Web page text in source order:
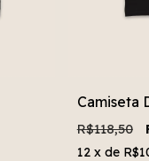
Camiseta
R$118,50
12 x de